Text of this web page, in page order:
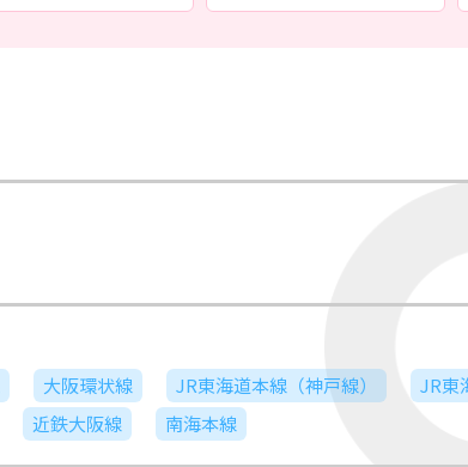
大阪環状線 JR東海道本線（神戸線）
JR東
近鉄大阪線 南海本線